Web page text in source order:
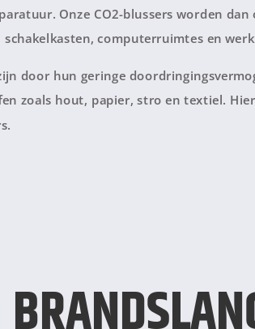
Onze CO2-blussers worden
schakelkasten, computerruimtes en
door hun geringe
zoals hout, papier, stro en textiel.